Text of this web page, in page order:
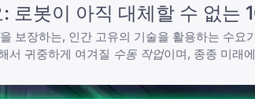
로봇이 아직 대체할 수 없는
을 보장하는, 인간 고유의 기술을 활용하는 수요
서 귀중하게 여겨질 수동 작업이며, 종종 미래